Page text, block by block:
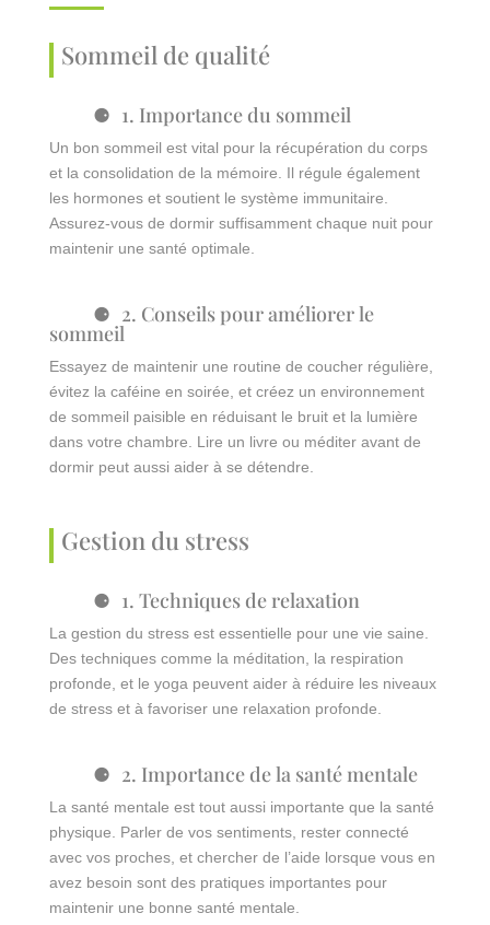
Sommeil de qualité
1. Importance du sommeil
Un bon sommeil est vital pour la récupération du corps
et la consolidation de la mémoire. Il régule également
les hormones et soutient le système immunitaire.
Assurez-vous de dormir suffisamment chaque nuit pour
maintenir une santé optimale.
2. Conseils pour améliorer le
sommeil
Essayez de maintenir une routine de coucher régulière,
évitez la caféine en soirée, et créez un environnement
de sommeil paisible en réduisant le bruit et la lumière
dans votre chambre. Lire un livre ou méditer avant de
dormir peut aussi aider à se détendre.
Gestion du stress
1. Techniques de relaxation
La gestion du stress est essentielle pour une vie saine.
Des techniques comme la méditation, la respiration
profonde, et le yoga peuvent aider à réduire les niveaux
de stress et à favoriser une relaxation profonde.
2. Importance de la santé mentale
La santé mentale est tout aussi importante que la santé
physique. Parler de vos sentiments, rester connecté
avec vos proches, et chercher de l’aide lorsque vous en
avez besoin sont des pratiques importantes pour
maintenir une bonne santé mentale.